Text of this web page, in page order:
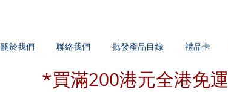
關於我們 聯絡我們 批發產品目錄 禮品卡
*買滿200港元全港免運